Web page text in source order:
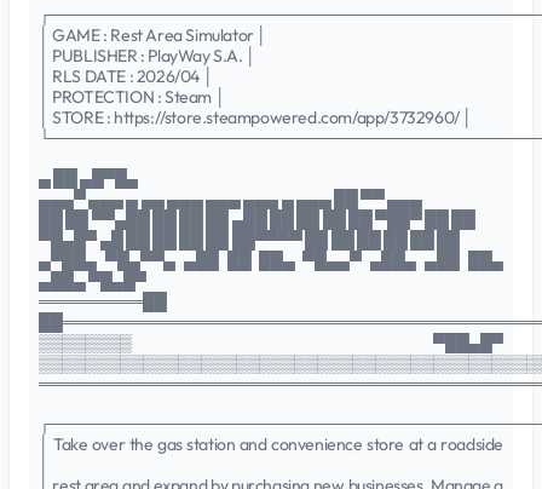
│ GAME : Rest Area Simulator │
│ PUBLISHER : PlayWay S.A. │
│ RLS DATE : 2026/04 │
│ PROTECTION : Steam │
│ STORE : https://store.steampowered.com/app/3732960/ │
▄ ██ ▄█▀█▄
▄▄▄▀ ▄▄▄ ▄ ▄▄ ▄▄▄ ▄▄▄ ▄▄▄ ▄ ▄▄▄ ██ ▀▀ ▄▄▄
██ ██ ▀▀▄██ ██ ██ ██ ▄██ ██ ██ ██ ██ ▀██▀ ██ ██
▀█▄█▀ ▄█ ██ ██ ██ ██ ██▀▀▀▀ ██ ██ ██ ██ ██ ██
▄▀██▄ ▀█▄▀▀▄ ▄██ ██ ██▄ ▀█▄▄▀ ▄██▄ ▄██ ██▄
▄██▄ ▀█▄█▀
═════════██
▒▒▒▒▒▒▒▒ ▀██▄█▀
│ Take over the gas station and convenience store at a roadside